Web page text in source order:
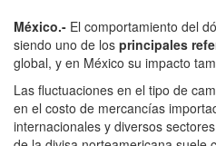
México.- El comportamiento del
siendo uno de los principales
global, y en México su impacto
Las fluctuaciones en el tipo de
en el costo de mercancías
internacionales y diversos